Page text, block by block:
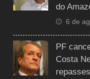
do
6 de
PF
Costa